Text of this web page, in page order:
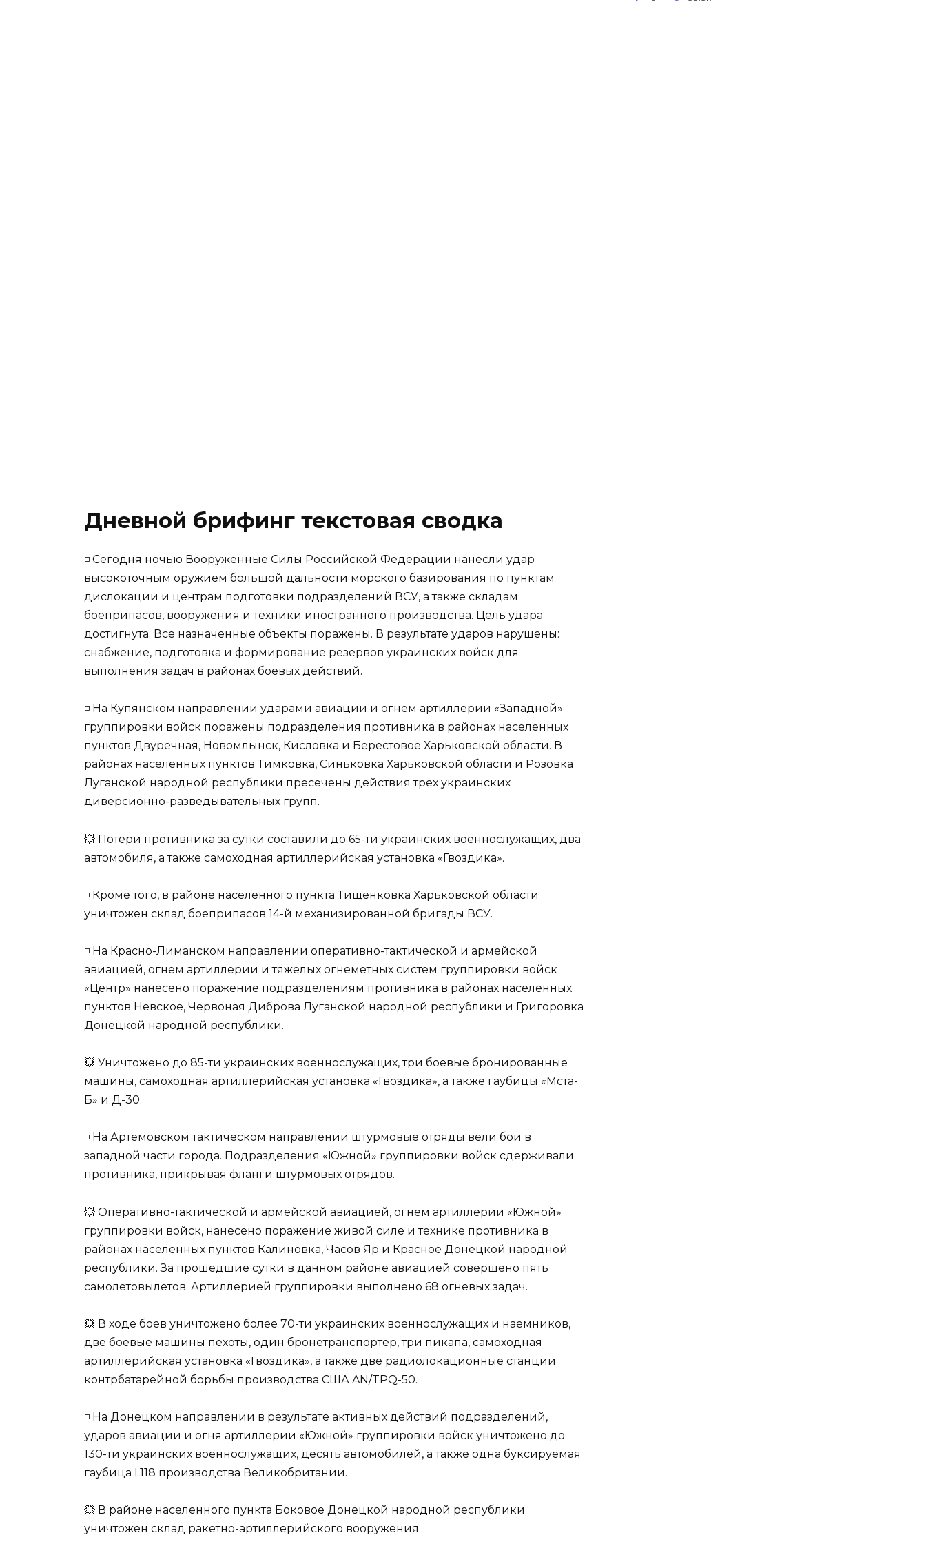
Дневной брифинг текстовая сводка
◽️ Сегодня ночью Вооруженные Силы Российской Федерации нанесли удар
высокоточным оружием большой дальности морского базирования по пунктам
дислокации и центрам подготовки подразделений ВСУ, а также складам
боеприпасов, вооружения и техники иностранного производства. Цель удара
достигнута. Все назначенные объекты поражены. В результате ударов нарушены:
снабжение, подготовка и формирование резервов украинских войск для
выполнения задач в районах боевых действий.
◽️ На Купянском направлении ударами авиации и огнем артиллерии «Западной»
группировки войск поражены подразделения противника в районах населенных
пунктов Двуречная, Новомлынск, Кисловка и Берестовое Харьковской области. В
районах населенных пунктов Тимковка, Синьковка Харьковской области и Розовка
Луганской народной республики пресечены действия трех украинских
диверсионно-разведывательных групп.
💥 Потери противника за сутки составили до 65-ти украинских военнослужащих, два
автомобиля, а также самоходная артиллерийская установка «Гвоздика».
◽️ Кроме того, в районе населенного пункта Тищенковка Харьковской области
уничтожен склад боеприпасов 14-й механизированной бригады ВСУ.
◽️ На Красно-Лиманском направлении оперативно-тактической и армейской
авиацией, огнем артиллерии и тяжелых огнеметных систем группировки войск
«Центр» нанесено поражение подразделениям противника в районах населенных
пунктов Невское, Червоная Диброва Луганской народной республики и Григоровка
Донецкой народной республики.
💥 Уничтожено до 85-ти украинских военнослужащих, три боевые бронированные
машины, самоходная артиллерийская установка «Гвоздика», а также гаубицы «Мста-
Б» и Д-30.
◽️ На Артемовском тактическом направлении штурмовые отряды вели бои в
западной части города. Подразделения «Южной» группировки войск сдерживали
противника, прикрывая фланги штурмовых отрядов.
💥 Оперативно-тактической и армейской авиацией, огнем артиллерии «Южной»
группировки войск, нанесено поражение живой силе и технике противника в
районах населенных пунктов Калиновка, Часов Яр и Красное Донецкой народной
республики. За прошедшие сутки в данном районе авиацией совершено пять
самолетовылетов. Артиллерией группировки выполнено 68 огневых задач.
💥 В ходе боев уничтожено более 70-ти украинских военнослужащих и наемников,
две боевые машины пехоты, один бронетранспортер, три пикапа, самоходная
артиллерийская установка «Гвоздика», а также две радиолокационные станции
контрбатарейной борьбы производства США AN/TPQ-50.
◽️ На Донецком направлении в результате активных действий подразделений,
ударов авиации и огня артиллерии «Южной» группировки войск уничтожено до
130-ти украинских военнослужащих, десять автомобилей, а также одна буксируемая
гаубица L118 производства Великобритании.
💥 В районе населенного пункта Боковое Донецкой народной республики
уничтожен склад ракетно-артиллерийского вооружения.